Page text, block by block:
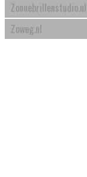
Zonnebrillenstudio.nl
Zoweg.nl